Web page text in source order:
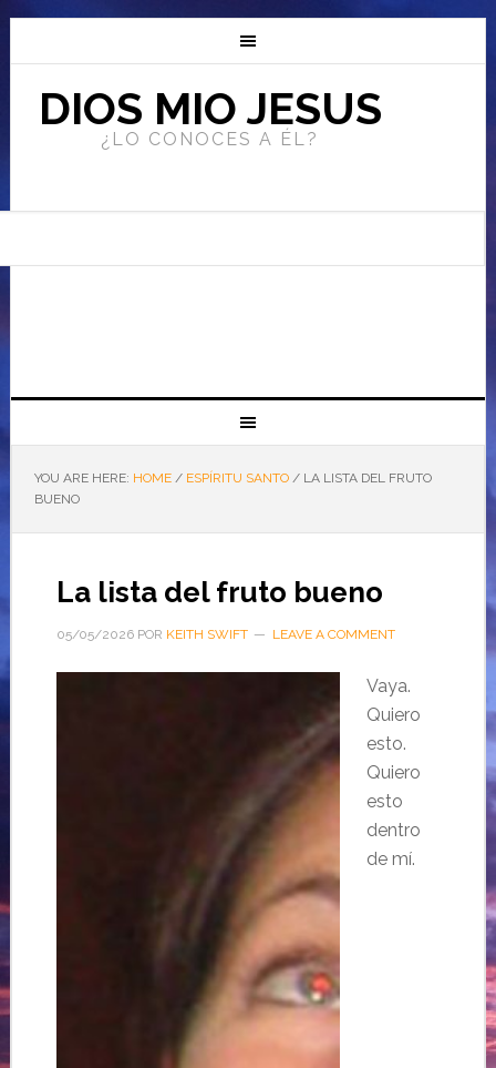
DIOS MIO JESUS
¿LO CONOCES A ÉL?
YOU ARE HERE: HOME / ESPÍRITU SANTO /LA LISTA DEL FRUTO
BUENO
La lista del fruto bueno
05/05/2026POR KEITH SWIFT LEAVE A COMMENT
Vaya.
Quiero
esto.
Quiero
esto
dentro
de mí.